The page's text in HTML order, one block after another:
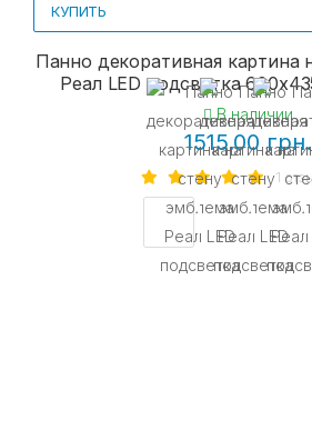
КУПИТЬ
Панно декоративная картина
Реал LED подсветка
В наличии
1515.00 грн.
1